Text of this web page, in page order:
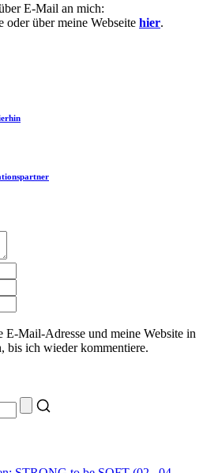
E-Mail an mich:
oder über meine Webseite hier.
E-Mail-Adresse und meine Website in
bis ich wieder kommentiere.